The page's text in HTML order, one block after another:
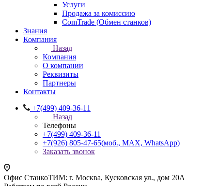
Услуги
Продажа за комиссию
ComTrade (Обмен станков)
Знания
Компания
Назад
Компания
О компании
Реквизиты
Партнеры
Контакты
+7(499) 409-36-11
Назад
Телефоны
+7(499) 409-36-11
+7(926) 805-47-65(моб., MAX, WhatsApp)
Заказать звонок
Офис СтанкоТИМ: г. Москва, Кусковская ул., дом 20А